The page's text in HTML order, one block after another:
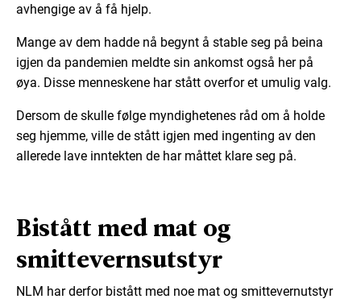
avhengige av å få hjelp.
Mange av dem hadde nå begynt å stable seg på beina
igjen da pandemien meldte sin ankomst også her på
øya. Disse menneskene harstått overfor et umulig valg.
Dersom de skulle følge myndighetenes råd om å holde
seg hjemme, ville de stått igjen med ingenting av den
allerede lave inntekten de har måttet klare seg på.
Bistått med mat og
smittevernsutstyr
NLM har derfor bistått med noe mat og smittevernutstyr